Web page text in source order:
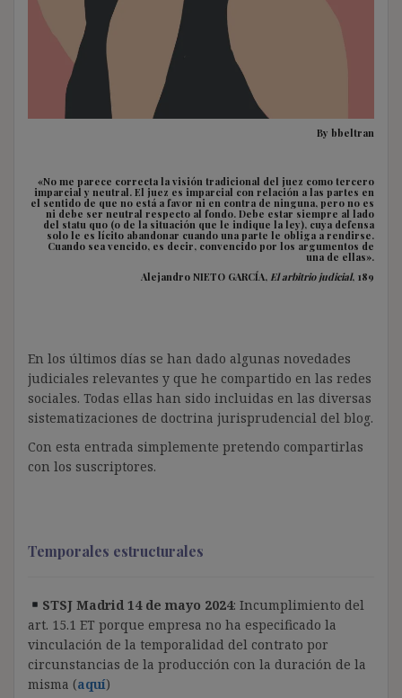
By bbeltran
«No me parece correcta la visión tradicional del juez como tercero
imparcial y neutral. El juez es imparcial con relación a las partes en
el sentido de que no está a favor ni en contra de ninguna, pero no es
ni debe ser neutral respecto al fondo. Debe estar siempre al lado
del statu quo (o de la situación que le indique la ley), cuya defensa
solo le es lícito abandonar cuando una parte le obliga a rendirse.
Cuando sea vencido, es decir, convencido por los argumentos de
una de ellas».
Alejandro NIETO GARCÍA, El arbitrio judicial, 189
En los últimos días se han dado algunas novedades
judiciales relevantes y que he compartido en las redes
sociales. Todas ellas han sido incluidas en las diversas
sistematizaciones de doctrina jurisprudencial del blog.
Con esta entrada simplemente pretendo compartirlas
con los suscriptores.
Temporales estructurales
STSJ Madrid 14 de mayo 2024: Incumplimiento del
art. 15.1 ET porque empresa no ha especificado la
vinculación de la temporalidad del contrato por
circunstancias de la producción con la duración de la
misma (aquí)